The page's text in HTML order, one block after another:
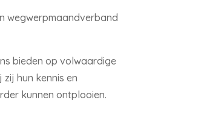
wegwerpmaandverband
bieden op volwaardige
hun kennis en
kunnen ontplooien.